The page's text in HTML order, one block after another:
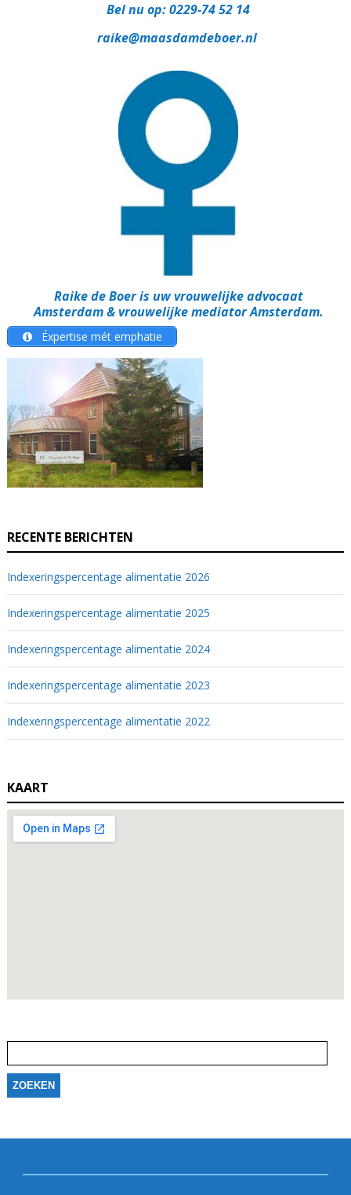
Bel nu op:0229-74 52 14
raike@maasdamdeboer.nl
Raike de Boer is uw vrouwelijke advocaat
Amsterdam & vrouwelijke mediator Amsterdam.
Éxpertise mét emphatie
RECENTE BERICHTEN
Indexeringspercentage alimentatie 2026
Indexeringspercentage alimentatie 2025
Indexeringspercentage alimentatie 2024
Indexeringspercentage alimentatie 2023
Indexeringspercentage alimentatie 2022
KAART
naar: